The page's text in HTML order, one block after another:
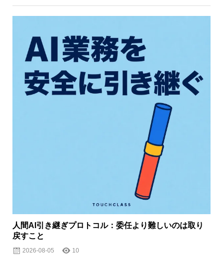
人間AI引き継ぎプロトコル：委任より難しいのは取り
戻すこと
2026-08-05 10